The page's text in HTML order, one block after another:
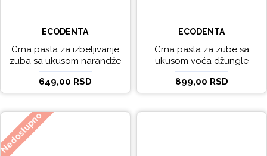
ECODENTA
Crna pasta za izbeljivanje
zuba sa ukusom narandže
Ecodenta 100 ml
649,00 RSD
ECODENTA
Crna pasta za zube sa
ukusom voća džungle
Ecodenta 75 ml
899,00 RSD